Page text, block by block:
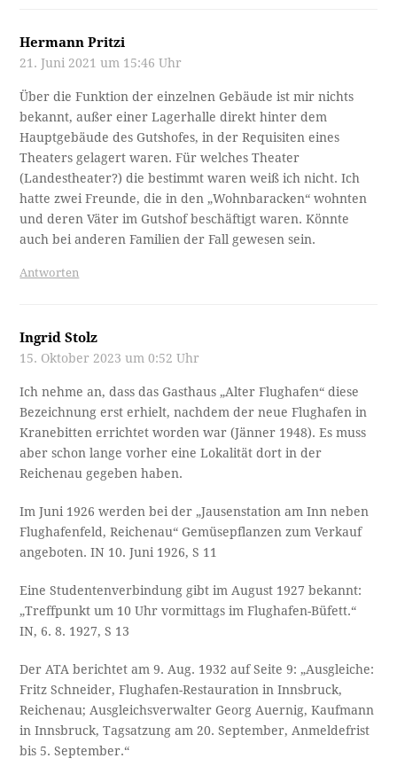
Hermann Pritzi
21. Juni 2021 um 15:46 Uhr
Über die Funktion der einzelnen Gebäude ist mir nichts
bekannt, außer einer Lagerhalle direkt hinter dem
Hauptgebäude des Gutshofes, in der Requisiten eines
Theaters gelagert waren. Für welches Theater
(Landestheater?) die bestimmt waren weiß ich nicht. Ich
hatte zwei Freunde, die in den „Wohnbaracken“ wohnten
und deren Väter im Gutshof beschäftigt waren. Könnte
auch bei anderen Familien der Fall gewesen sein.
Antworten
Ingrid Stolz
15. Oktober 2023 um 0:52 Uhr
Ich nehme an, dass das Gasthaus „Alter Flughafen“ diese
Bezeichnung erst erhielt, nachdem der neue Flughafen in
Kranebitten errichtet worden war (Jänner 1948). Es muss
aber schon lange vorher eine Lokalität dort in der
Reichenau gegeben haben.
Im Juni 1926 werden bei der „Jausenstation am Inn neben
Flughafenfeld, Reichenau“ Gemüsepflanzen zum Verkauf
angeboten. IN 10. Juni 1926, S 11
Eine Studentenverbindung gibt im August 1927 bekannt:
„Treffpunkt um 10 Uhr vormittags im Flughafen-Büfett.“
IN, 6. 8. 1927, S 13
Der ATA berichtet am 9. Aug. 1932 auf Seite 9: „Ausgleiche:
Fritz Schneider, Flughafen-Restauration in Innsbruck,
Reichenau; Ausgleichsverwalter Georg Auernig, Kaufmann
in Innsbruck, Tagsatzung am 20. September, Anmeldefrist
bis 5. September.“